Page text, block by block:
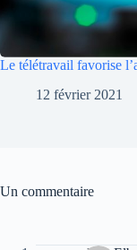
Le télétravail favorise
12 février 2021
Un commentaire